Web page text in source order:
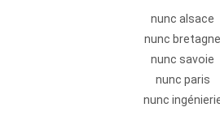
nunc alsace
nunc bretagne
nunc savoie
nunc paris
nunc